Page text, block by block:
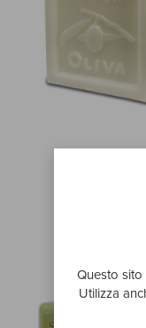
Questo sito
Utilizza